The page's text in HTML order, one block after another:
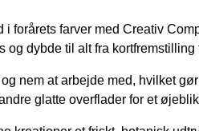
i forårets farver med Creativ
og dybde til alt fra
nem at arbejde med, hvilket
glatte overflader for et